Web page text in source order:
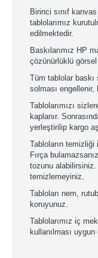
Birinci sınıf
tablolarımız
edilmektedir.
Baskılarımız HP
çözünürlüklü görsel
Tüm tablolar baskı
solması
Tablolarımızı
kaplanır.
yerleştirilip kargo
Tabloların
Fırça
tozunu
temizlemeyiniz.
Tabloları nem,
koruyunuz.
Tablolarımız iç
kullanılması uygun